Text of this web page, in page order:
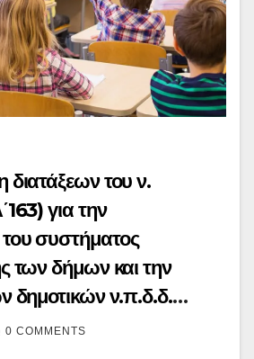
του ν.
για την
συστήματος
των δήμων και την
δημοτικών ν.π.δ.δ.
δημοτικών
0 COMMENTS